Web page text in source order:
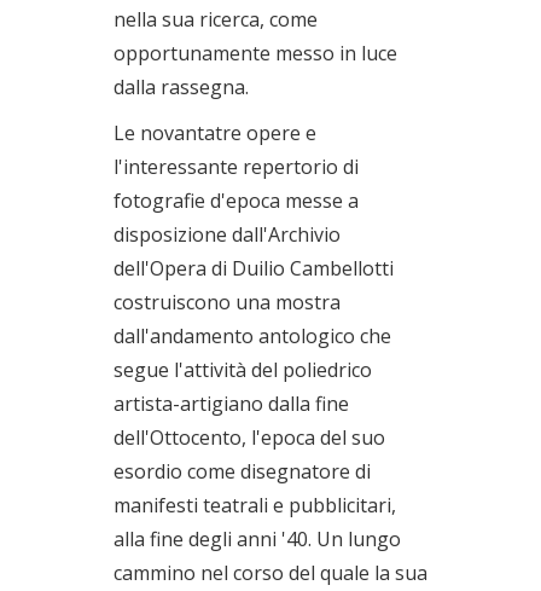
nella sua ricerca, come
opportunamente messo in luce
dalla rassegna.
Le novantatre opere e
l'interessante repertorio di
fotografie d'epoca messe a
disposizione dall'Archivio
dell'Opera di Duilio Cambellotti
costruiscono una mostra
dall'andamento antologico che
segue l'attività del poliedrico
artista-artigiano dalla fine
dell'Ottocento, l'epoca del suo
esordio come disegnatore di
manifesti teatrali e pubblicitari,
alla fine degli anni '40. Un lungo
cammino nel corso del quale la sua